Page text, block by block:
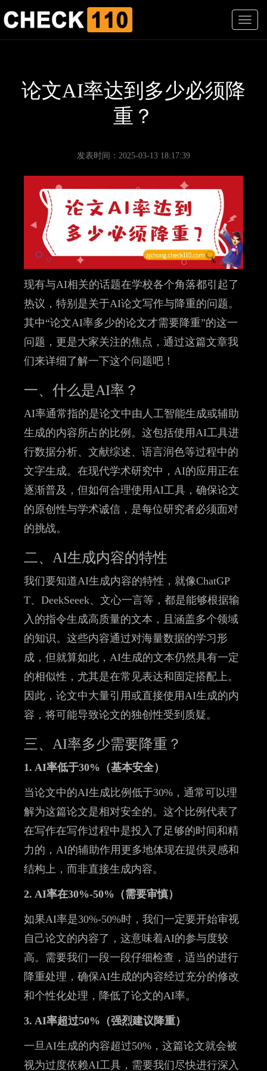
T
o
n
论文AI率达到多少必须降
重？
发表时间：2025-03-13 18:17:39
现有与AI相关的话题在学校各个角落都引起了
热议，特别是关于AI论文写作与降重的问题。
其中“论文AI率多少的论文才需要降重”的这一
问题，更是大家关注的焦点，通过这篇文章我
们来详细了解一下这个问题吧！
一、什么是AI率？
AI率通常指的是论文中由人工智能生成或辅助
生成的内容所占的比例。这包括使用AI工具进
行数据分析、文献综述、语言润色等过程中的
文字生成。在现代学术研究中，AI的应用正在
逐渐普及，但如何合理使用AI工具，确保论文
的原创性与学术诚信，是每位研究者必须面对
的挑战。
二、AI生成内容的特性
我们要知道AI生成内容的特性，就像ChatGP
T、DeekSeeek、文心一言等，都是能够根据输
入的指令生成高质量的文本，且涵盖多个领域
的知识。这些内容通过对海量数据的学习形
成，但就算如此，AI生成的文本仍然具有一定
的相似性，尤其是在常见表达和固定搭配上。
因此，论文中大量引用或直接使用AI生成的内
容，将可能导致论文的独创性受到质疑。
三、AI率多少需要降重？
1. AI率低于30%（基本安全）
当论文中的AI生成比例低于30%，通常可以理
解为这篇论文是相对安全的。这个比例代表了
在写作在写作过程中是投入了足够的时间和精
力的，AI的辅助作用更多地体现在提供灵感和
结构上，而非直接生成内容。
2. AI率在30%-50%（需要审慎）
如果AI率是30%-50%时，我们一定要开始审视
自己论文的内容了，这意味着AI的参与度较
高。需要我们一段一段仔细检查，适当的进行
降重处理，确保AI生成的内容经过充分的修改
和个性化处理，降低了论文的AI率。
3. AI率超过50%（强烈建议降重）
一旦AI生成的内容超过50%，这篇论文就会被
视为过度依赖AI工具，需要我们尽快进行深入